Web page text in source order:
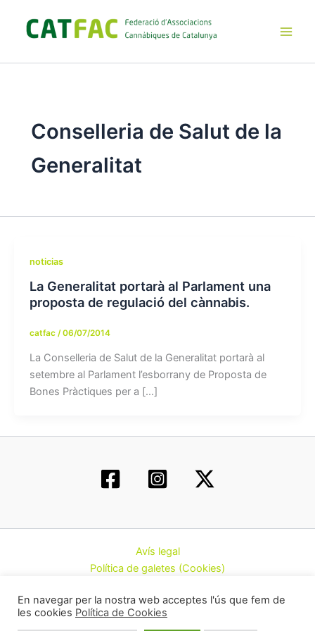
contenido
Conselleria de Salut de la
Generalitat
noticias
La Generalitat portarà al Parlament una
proposta de regulació del cànnabis.
catfac /06/07/2014
La Conselleria de Salut de la Generalitat portarà al
setembre al Parlament l’esborrany de Proposta de
Bones Pràctiques per a […]
Avís legal
Política de galetes (Cookies)
Contacte
En navegar per la nostra web acceptes l'ús que fem de
les cookies Política de Cookies